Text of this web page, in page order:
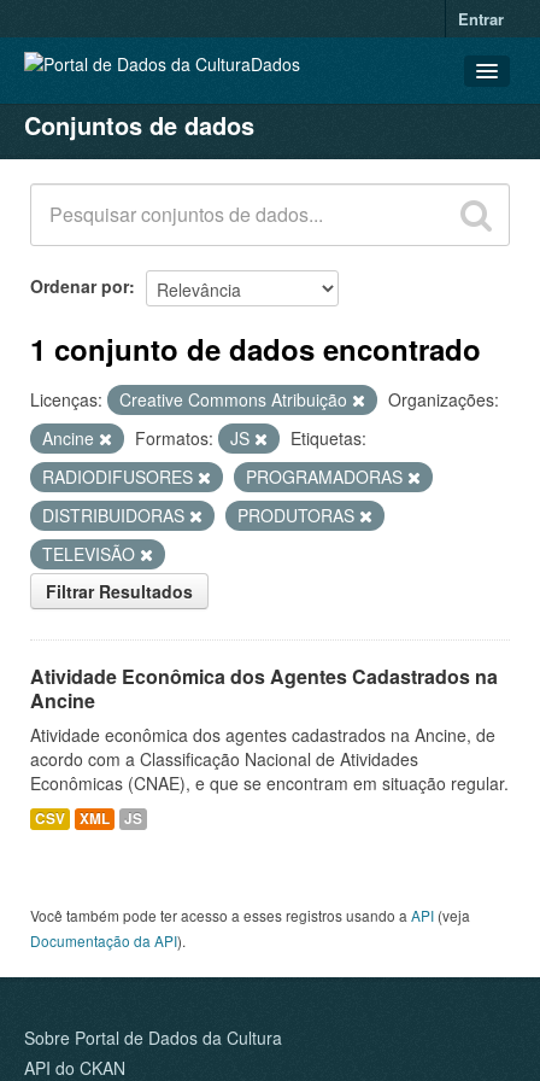
Entrar
CONJUNTOS DE DADOS
ORGANIZAÇÕES
GRUPOS
SOBRE
Conjuntos de dados
Ordenar por
1 conjunto de dados encontrado
Licenças: Creative Commons Atribuição
Organizações:
Ancine
Formatos: JS
Etiquetas:
RADIODIFUSORES
PROGRAMADORAS
DISTRIBUIDORAS
PRODUTORAS
TELEVISÃO
Filtrar Resultados
Atividade Econômica dos Agentes Cadastrados na
Ancine
Atividade econômica dos agentes cadastrados na Ancine, de
acordo com a Classificação Nacional de Atividades
Econômicas (CNAE), e que se encontram em situação regular.
CSV XML JS
Você também pode ter acesso a esses registros usando a API (veja
Documentação da API).
Sobre Portal de Dados da Cultura
API do CKAN